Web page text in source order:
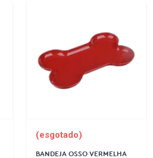
(esgotado)
BANDEJA OSSO VERMELHA